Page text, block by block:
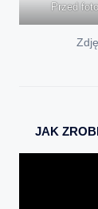
Przed
JAK